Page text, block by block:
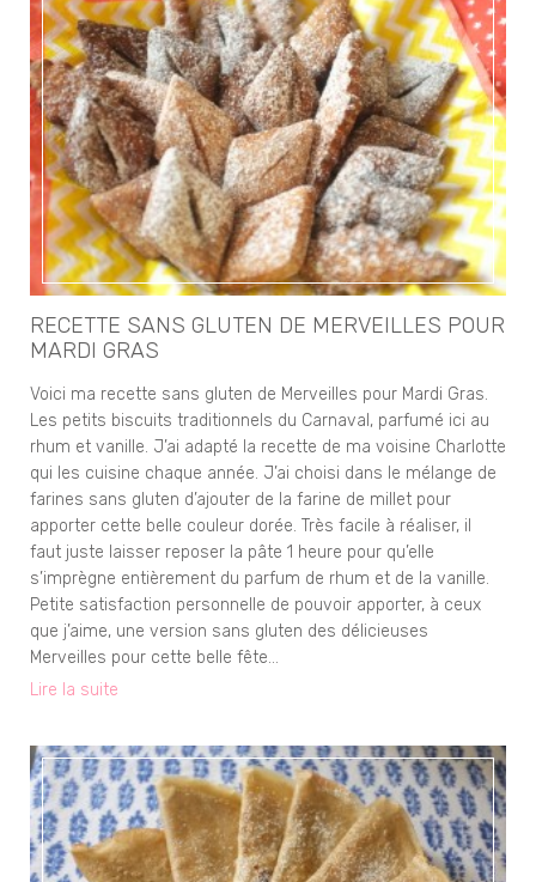
RECETTE SANS GLUTEN DE MERVEILLES POUR
MARDI GRAS
Voici ma recette sans gluten de Merveilles pour Mardi Gras.
Les petits biscuits traditionnels du Carnaval, parfumé ici au
rhum et vanille. J’ai adapté la recette de ma voisine Charlotte
qui les cuisine chaque année. J’ai choisi dans le mélange de
farines sans gluten d’ajouter de la farine de millet pour
apporter cette belle couleur dorée. Très facile à réaliser, il
faut juste laisser reposer la pâte 1 heure pour qu’elle
s’imprègne entièrement du parfum de rhum et de la vanille.
Petite satisfaction personnelle de pouvoir apporter, à ceux
que j’aime, une version sans gluten des délicieuses
Merveilles pour cette belle fête…
Lire la suite